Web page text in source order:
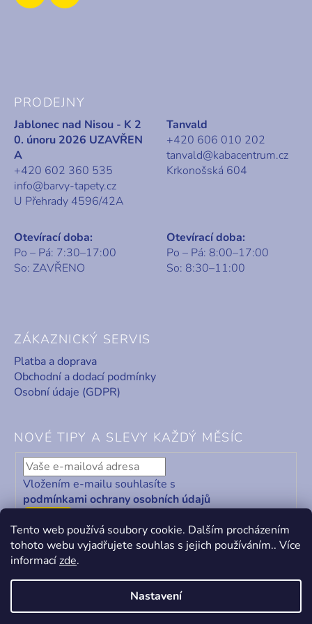
Tento web používá soubory cookie. Dalším procházením
tohoto webu vyjadřujete souhlas s jejich používáním.. Více
informacízde.
Nastavení
PRODEJNY
Jablonec nad Nisou - K 2
0. únoru 2026 UZAVŘEN
A
+420 602 360 535
info@barvy-tapety.cz
U Přehrady 4596/42A
Tanvald
+420 606 010 202
tanvald@kabacentrum.cz
Krkonošská 604
Otevírací doba:
Po – Pá: 7:30–17:00
So: ZAVŘENO
Otevírací doba:
Po – Pá: 8:00–17:00
So: 8:30–11:00
ZÁKAZNICKÝ SERVIS
Platba a doprava
Obchodní a dodací podmínky
Osobní údaje (GDPR)
NOVÉ TIPY A SLEVY KAŽDÝ MĚSÍC
Vložením e-mailu souhlasíte s
podmínkami ochrany osobních údajů
ODEBÍRAT